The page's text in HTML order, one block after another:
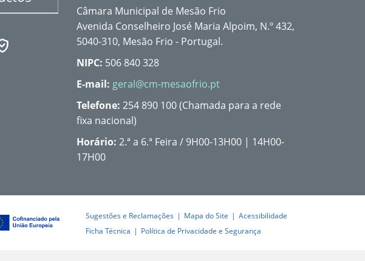
Câmara Municipal de Mesão Frio
Avenida Conselheiro José Maria Alpoim, N.º 432,
5040-310, Mesão Frio - Portugal.
NIPC: 506 840 328
E-mail: geral@cm-mesaofrio.pt
Telefone: 254 890 100 (Chamada para a rede
fixa nacional)
Horário:2.ª a 6.ª Feira / 9H00-13H00 | 14H00-
17H00
Sugestões e Reclamações Mapa do Site
Acessibilidade
Ficha Técnica
Política de Privacidade e Segurança